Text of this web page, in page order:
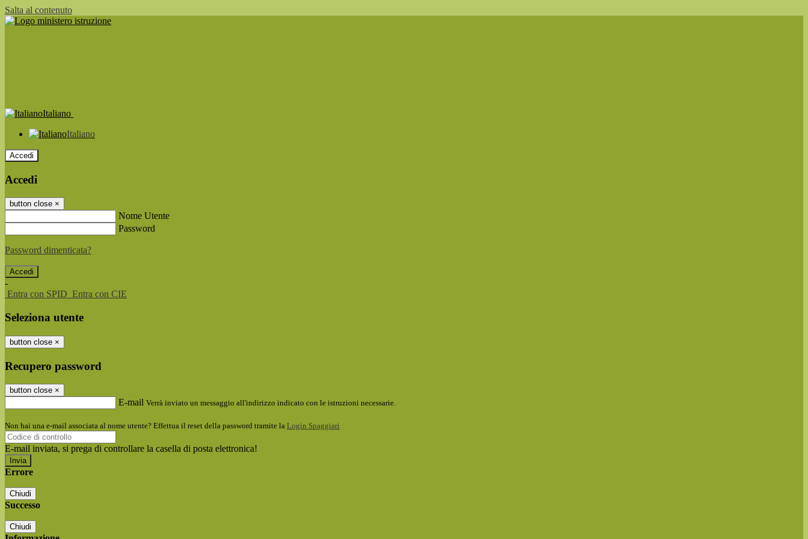
Salta al contenuto
Italiano
Italiano
Accedi
Accedi
button close ×
Nome Utente
Password
Password dimenticata?
-
Entra con SPID Entra con CIE
Seleziona utente
button close ×
Recupero password
button close ×
E-mail Verrà inviato un messaggio all'indirizzo indicato con le istruzioni necessarie.
Non hai una e-mail associata al nome utente? Effettua il reset della password tramite la Login Spaggiari
E-mail inviata, si prega di controllare la casella di posta elettronica!
Errore
Chiudi
Successo
Chiudi